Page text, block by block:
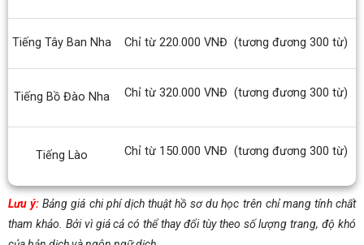
Tiếng Tây Ban Nha Chỉ từ 220.000 VNĐ (tương đương 300 từ)
Tiếng Bồ Đào Nha Chỉ từ 320.000 VNĐ (tương đương 300 từ)
Tiếng Lào Chỉ từ 150.000 VNĐ (tương đương 300 từ)
Lưu ý: Bảng giá chi phí dịch thuật hồ sơ du học trên chỉ mang tính chất
tham khảo. Bởi vì giá cả có thể thay đổi tùy theo số lượng trang, độ khó